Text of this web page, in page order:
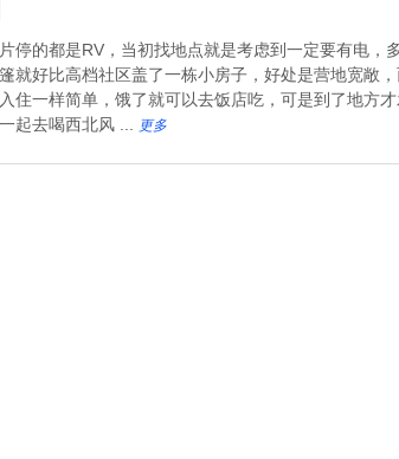
停的都是RV，当初找地点就是考虑到一定要有电，
就好比高档社区盖了一栋小房子，好处是营地宽敞
住一样简单，饿了就可以去饭店吃，可是到了地方
起去喝西北风 ...
更多